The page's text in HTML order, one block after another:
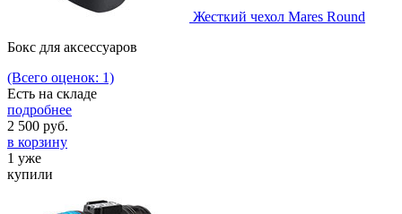
Жесткий чехол Mares Round
Бокс для аксессуаров
(Всего оценок: 1)
Есть на складе
подробнее
2 500 руб.
в корзину
1 уже
купили